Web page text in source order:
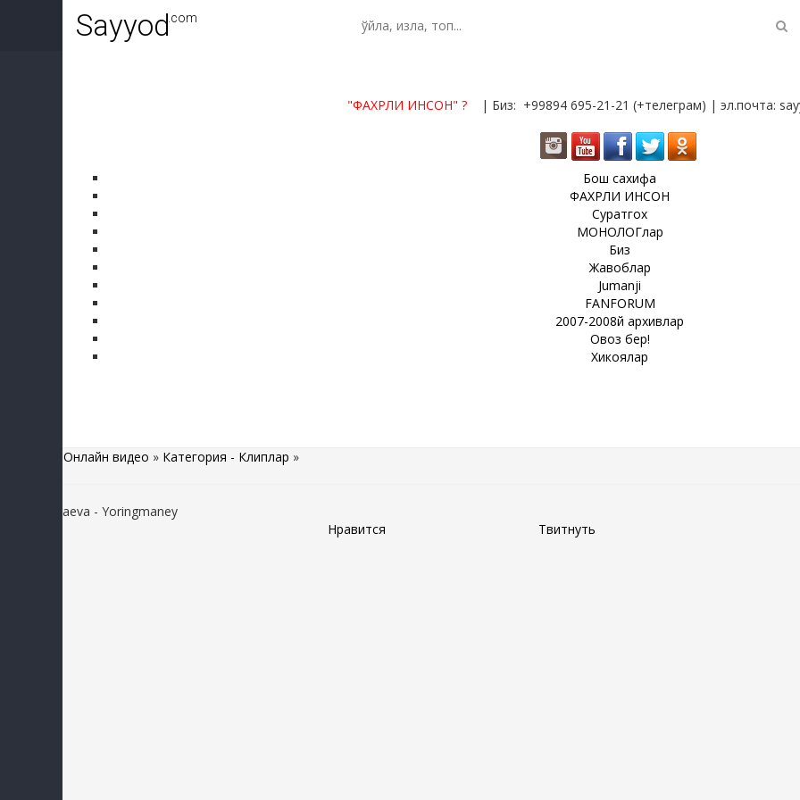
Sayyod.com
"ФАХРЛИ ИНСОН"? | Биз: +99894 695-21-21 (+телеграм) | эл.почта:
Бош сахифа
ФАХРЛИ ИНСОН
Суратгох
МОНОЛОГлар
Биз
Жавоблар
Jumanji
FANFORUM
2007-2008й архивлар
Овоз бер!
Хикоялар
Онлайн видео » Категория - Клиплар »
Munisa Rizaeva - Yoringmaney
Нравится
Твитнуть